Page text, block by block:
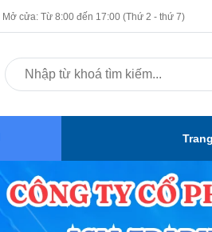
Mở cửa: Từ 8:00 đến 17:00 (Thứ 2 - thứ 7)